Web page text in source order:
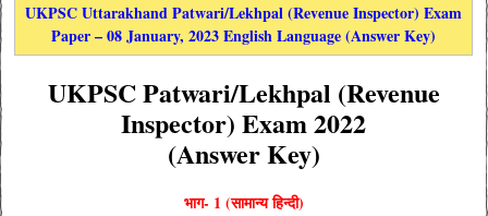
UKPSC Uttarakhand Patwari/Lekhpal (Revenue Inspector) Exam
Paper – 08 January, 2023 English Language (Answer Key)
UKPSC Patwari/Lekhpal (Revenue
Inspector) Exam 2022
(Answer Key)
भाग- 1 (सामान्य हिन्दी)